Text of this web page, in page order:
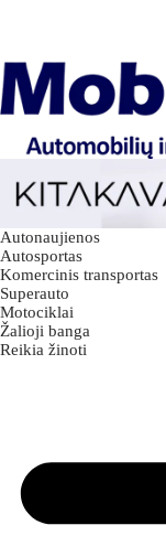
Autonaujienos
Autosportas
Komercinis transportas
Superauto
Motociklai
Žalioji banga
Reikia žinoti